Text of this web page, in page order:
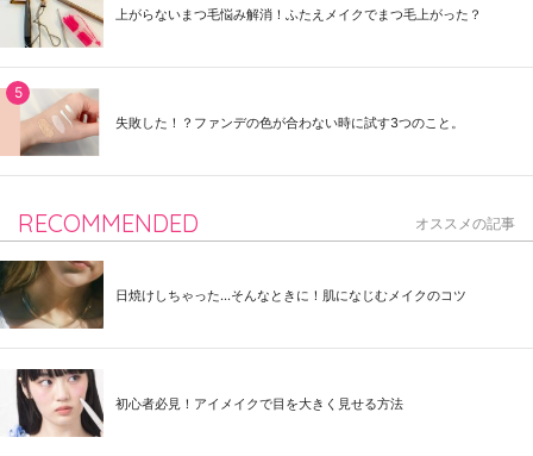
上がらないまつ毛悩み解消！ふたえメイクでまつ毛上がった？
失敗した！？ファンデの色が合わない時に試す3つのこと。
RECOMMENDED オススメの記事
日焼けしちゃった...そんなときに！肌になじむメイクのコツ
初心者必見！アイメイクで目を大きく見せる方法